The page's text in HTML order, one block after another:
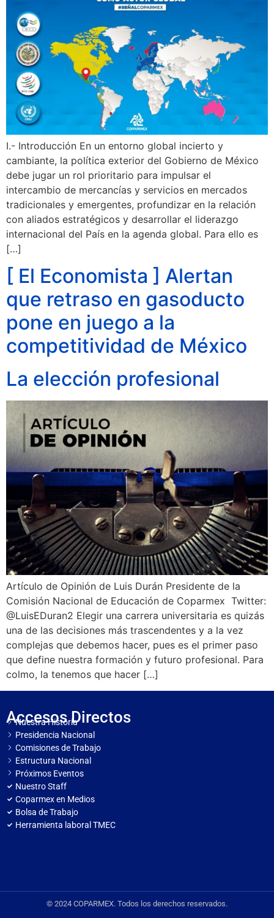
I.- Introducción En un entorno global incierto y
cambiante, la política exterior del Gobierno de México
debe jugar un rol prioritario para impulsar el
intercambio de mercancías y servicios en mercados
tradicionales y emergentes, profundizar en la relación
con aliados estratégicos y desarrollar el liderazgo
internacional del País en la agenda global. Para ello es
[…]
[ El Economista ] Alertan
que retraso en gasoducto
pone en juego a la
competitividad de México
La elección profesional
Artículo de Opinión de Luis Durán Presidente de la
Comisión Nacional de Educación de Coparmex Twitter:
@LuisEDuran2 Elegir una carrera universitaria es quizás
una de las decisiones más trascendentes y a la vez
complejas que debemos hacer, pues es el primer paso
que define nuestra formación y futuro profesional. Para
colmo, la tenemos que hacer […]
Accesos Directos
Nuestra Historia
Presidencia Nacional
Comisiones de Trabajo
Estructura Nacional
Próximos Eventos
Nuestro Staff
Coparmex en Medios
Bolsa de Trabajo
Herramienta laboral TMEC
© 2024 COPARMEX. Todos los derechos reservados.